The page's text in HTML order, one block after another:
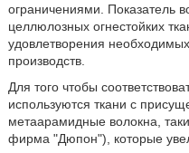
ограничениями. Показатель
целлюлозных огнестойких
удовлетворения
производств.
Для того чтобы
используются ткани с
метаарамидные волокна,
фирма "Дюпон"), которые